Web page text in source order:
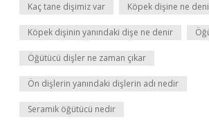
Kaç tane dişimiz var Köpek dişine ne
Köpek dişinin yanındaki dişe ne denir
Öğütücü dişler ne zaman çıkar
Ön dişlerin yanındaki dişlerin adı nedir
Seramik öğütücü nedir